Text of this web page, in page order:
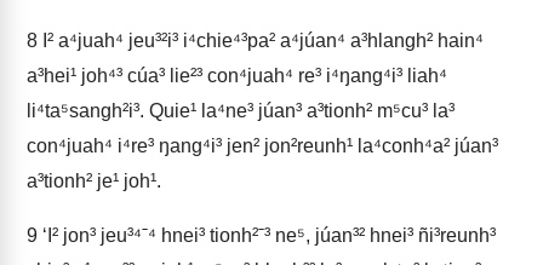
8 I² a⁴juah⁴ jeu³²i³ i⁴chie⁴³pa² a⁴júan⁴ a³hlangh² hain⁴
a³hei¹ joh⁴³ cúa³ lie²³ con⁴juah⁴ re³ i⁴ŋang⁴i³ liah⁴
li⁴ta⁵sangh²i³. Quie¹ la⁴ne³ júan³ a³tionh² m⁵cu³ la³
con⁴juah⁴ i⁴re³ ŋang⁴i³ jen² jon²reunh¹ la⁴conh⁴a² júan³
a³tionh² je¹ joh¹.
9 ‘I² jon³ jeu³⁴ˉ⁴ hnei³ tionh²ˉ³ ne⁵, júan³² hnei³ ñi³reunh³